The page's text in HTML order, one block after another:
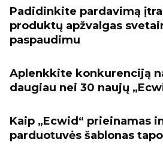
Padidinkite pardavimą
produktų apžvalgas
paspaudimu
Aplenkkite konkurenciją
daugiau nei 30 naujų
Kaip „Ecwid“ prieinamas
parduotuvės šablonas